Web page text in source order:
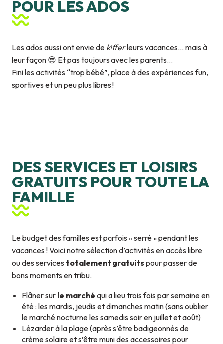
POUR LES ADOS
Les ados aussi ont envie de kifferleurs vacances… mais à
leur façon 😎 Et pas toujours avec les parents…
Fini les activités “trop bébé”, place à des expériences fun,
sportives et un peu plus libres !
DES SERVICES ET LOISIRS
GRATUITS POUR TOUTE LA
FAMILLE
Le budget des familles est parfois « serré » pendant les
vacances ! Voici notre sélection d’activités en accès libre
ou des services totalement gratuits pour passer de
bons moments en tribu.
Flâner sur le marché qui a lieu trois fois par semaine en
été : les mardis, jeudis et dimanches matin (sans oublier
le marché nocturne les samedis soir en juillet et août)
Lézarder à la plage (après s’être badigeonnés de
crème solaire et s’être muni des accessoires pour